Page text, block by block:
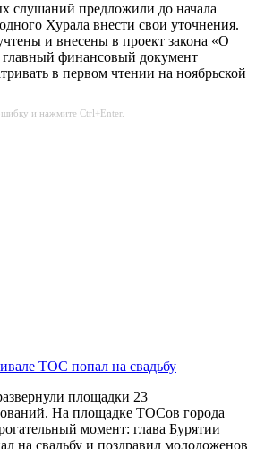
слушаний предложили до начала
Хурала внести свои уточнения.
и внесены в проект закона «О
финансовый документ
в первом чтении на ноябрьской
и нажмите Ctrl+Enter.
ТОС попал на свадьбу
площадки 23
На площадке ТОСов города
момент: глава Бурятии
на свадьбу и поздравил молодоженов